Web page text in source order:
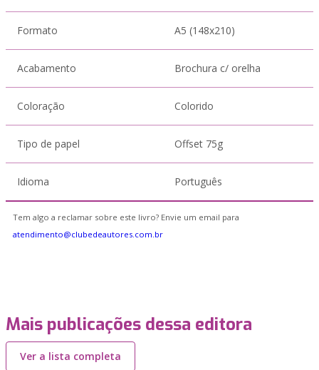
Formato A5 (148x210)
Acabamento Brochura c/ orelha
Coloração Colorido
Tipo de papel Offset 75g
Idioma Português
Tem algo a reclamar sobre este livro? Envie um email para
atendimento@clubedeautores.com.br
Mais publicações dessa editora
Ver a lista completa